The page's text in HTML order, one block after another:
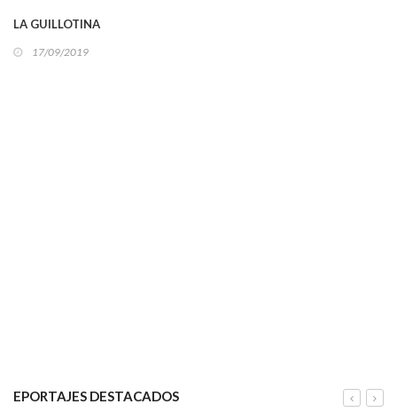
LA GUILLOTINA
17/09/2019
EPORTAJES DESTACADOS